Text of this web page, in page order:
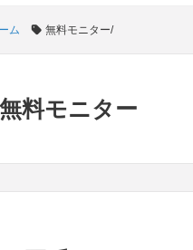
ム /
無料モニター
無料モニター